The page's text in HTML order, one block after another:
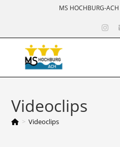
MS HOCHBURG-ACH
Videoclips
> Videoclips